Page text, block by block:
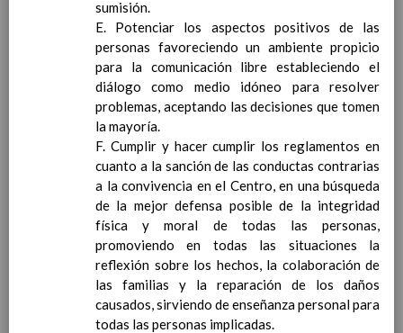
Literatura
MatemÃ¡ticas
Lengua Extranjera:
InglÃ©s
Ciencias de la Naturaleza
Ciencias Sociales
EducaciÃ³n FÃ­sica
EducaciÃ³n ArtÃ­stica
EducaciÃ³n para la
CiudadanÃ­a y los
Derechos Humanos.
Cultura y PrÃ¡ctica
Digital
Valores Sociales y CÃ­
vicos
Ãrea de ReligiÃ³n
sumisión.
E. Potenciar los aspectos positivos de las
personas favoreciendo un ambiente propicio
para la comunicación libre estableciendo el
diálogo como medio idóneo para resolver
problemas, aceptando las decisiones que tomen
la mayoría.
F. Cumplir y hacer cumplir los reglamentos en
cuanto a la sanción de las conductas contrarias
a la convivencia en el Centro, en una búsqueda
de la mejor defensa posible de la integridad
física y moral de todas las personas,
promoviendo en todas las situaciones la
reflexión sobre los hechos, la colaboración de
las familias y la reparación de los daños
causados, sirviendo de enseñanza personal para
todas las personas implicadas.